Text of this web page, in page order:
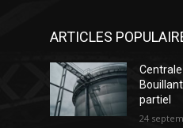
ARTICLES
partiel
24